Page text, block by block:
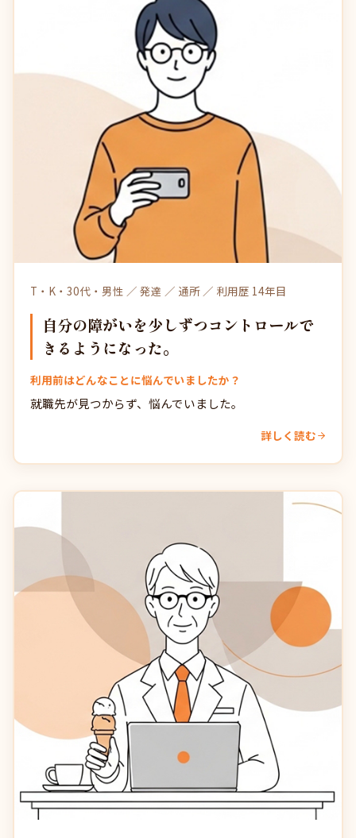
T・K・30代・男性 ／ 発達 ／ 通所 ／ 利用歴 14年目
自分の障がいを少しずつコントロールで
きるようになった。
利用前はどんなことに悩んでいましたか？
就職先が見つからず、悩んでいました。
詳しく読む